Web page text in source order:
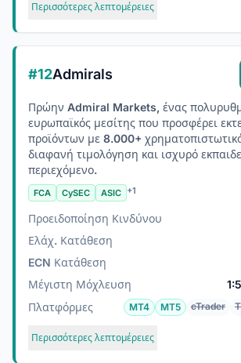
Περισσότερες λεπτομέρειες
#12Admirals
Πρώην Admiral Markets, ένας
ευρωπαϊκός μεσίτης που προσφέρει
προϊόντων με 8.000+
διαφανή τιμολόγηση και ισχυρό
περιεχόμενο.
FCA CySEC ASIC +1
Προειδοποίηση Κινδύνου
Ελάχ. Κατάθεση
ECN Κατάθεση
Μέγιστη Μόχλευση
Πλατφόρμες MT4 MT5 cTrader
Περισσότερες λεπτομέρειες